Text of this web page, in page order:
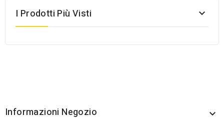
I Prodotti Più Visti 
Informazioni Negozio 